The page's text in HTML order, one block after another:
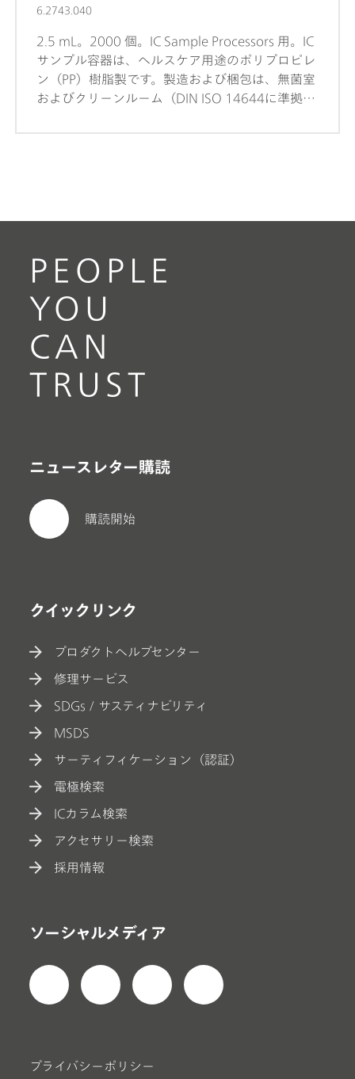
6.2743.040
2.5 mL。2000 個。IC Sample Processors 用。IC
サンプル容器は、ヘルスケア用途のポリプロピレ
ン（PP）樹脂製です。製造および梱包は、無菌室
およびクリーンルーム（DIN ISO 14644に準拠し
す。これにより、汚染の発生を最小限に抑えるこ
PEOPLE
YOU
CAN
TRUST
ニュースレター購読
購読開始
クイックリンク
プロダクトヘルプセンター
修理サービス
SDGs / サスティナビリティ
MSDS
サーティフィケーション（認証）
電極検索
ICカラム検索
アクセサリー検索
採用情報
ソーシャルメディア
プライバシーポリシー